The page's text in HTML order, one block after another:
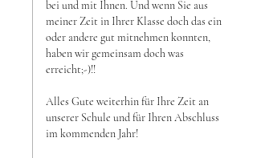
bei und mit Ihnen. Und wenn Sie aus
meiner Zeit in Ihrer Klasse doch das ein
oder andere gut mitnehmen konnten,
haben wir gemeinsam doch was
erreicht;-)!!
Alles Gute weiterhin für Ihre Zeit an
unserer Schule und für Ihren Abschluss
im kommenden Jahr!